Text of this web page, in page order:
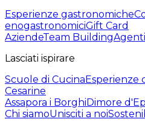
Esperienze gastronomiche
enogastronomiciGift Card
AziendeTeam Building
Lasciati ispirare
Scuole di CucinaEsperienze
Cesarine
Assapora i BorghiDimore
Chi siamoUnisciti a noi